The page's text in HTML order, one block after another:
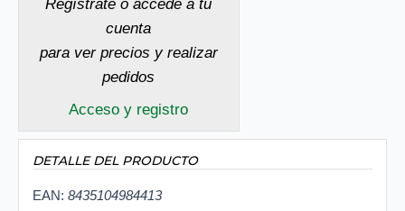
Regístrate o accede a tu
cuenta
para ver precios y realizar
pedidos
Acceso y registro
DETALLE DEL PRODUCTO
EAN: 8435104984413